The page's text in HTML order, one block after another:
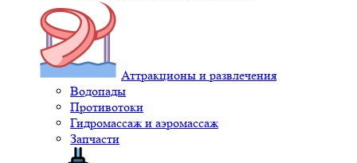
Аттракционы и развлечения
Водопады
Противотоки
Гидромассаж и аэромассаж
Запчасти